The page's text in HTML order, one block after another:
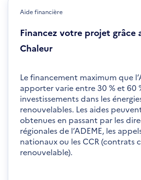
Aide financière
Financez votre projet grâce
Chaleur
Le financement maximum que
apporter varie entre 30 % et 60
investissements dans les
renouvelables. Les aides
obtenues en passant par les
régionales de l’ADEME, les
nationaux ou les CCR (contrats
renouvelable).